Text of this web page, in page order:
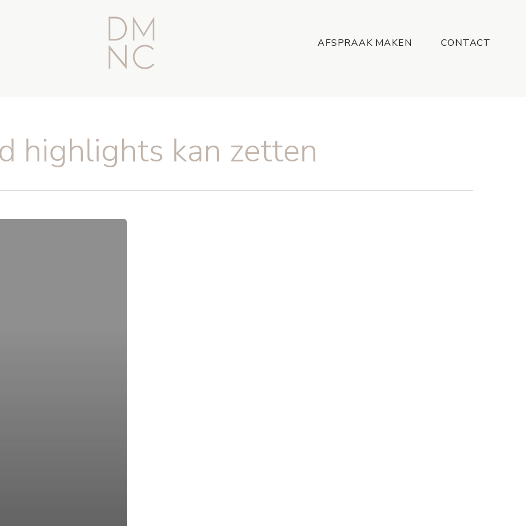
AFSPRAAK MAKEN CONTACT
highlights kan zetten